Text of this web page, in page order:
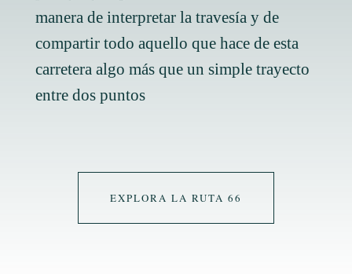
manera de interpretar la travesía y de
compartir todo aquello que hace de esta
carretera algo más que un simple trayecto
entre dos puntos
EXPLORA LA RUTA 66